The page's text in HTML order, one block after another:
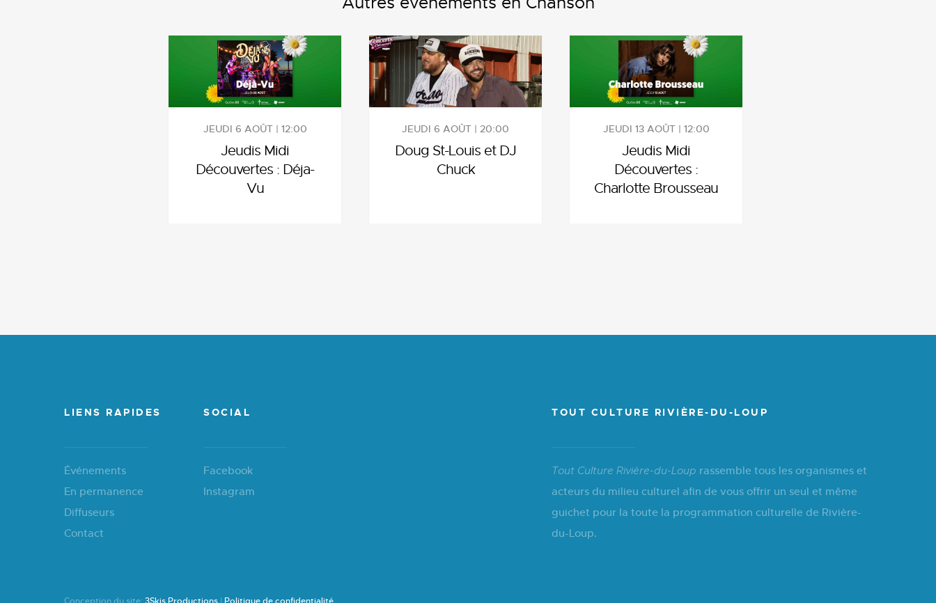
JEUDI 6 AOÛT | 12:00
Jeudis Midi
Découvertes : Déja-
Vu
JEUDI 6 AOÛT | 20:00
Doug St-Louis et DJ
Chuck
JEUDI 13 AOÛT | 12:00
Jeudis Midi
Découvertes :
Charlotte Brousseau
LIENS RAPIDES
Événements
En permanence
Diffuseurs
Contact
SOCIAL
Facebook
Instagram
TOUT CULTURE RIVIÈRE-DU-LOUP
Tout Culture Rivière-du-Loup rassemble tous les organismes et
acteurs du milieu culturel afin de vous offrir un seul et même
guichet pour la toute la programmation culturelle de Rivière-
du-Loup.